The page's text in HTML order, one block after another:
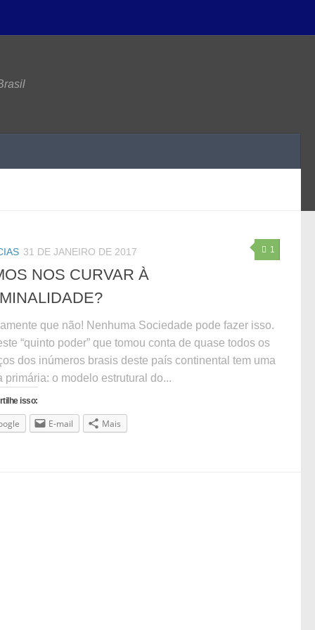
1
31 DE JANEIRO DE 2017
NOS CURVAR À
que não! Nenhuma Sociedade pode fazer isso.
“quinto poder” que tomou conta de quase todos os
dos inúmeros brasis deste país continental tem uma
primária: o modelo estrutural do...
isso:
E-mail Mais